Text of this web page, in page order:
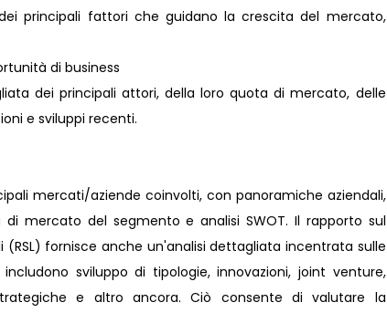
principali fattori che guidano la crescita del mercato,
di business
dei principali attori, della loro quota di mercato, delle
e sviluppi recenti.
mercati/aziende coinvolti, con panoramiche aziendali,
mercato del segmento e analisi SWOT. Il rapporto sul
fornisce anche un'analisi dettagliata incentrata sulle
sviluppo di tipologie, innovazioni, joint venture,
e altro ancora. Ciò consente di valutare la